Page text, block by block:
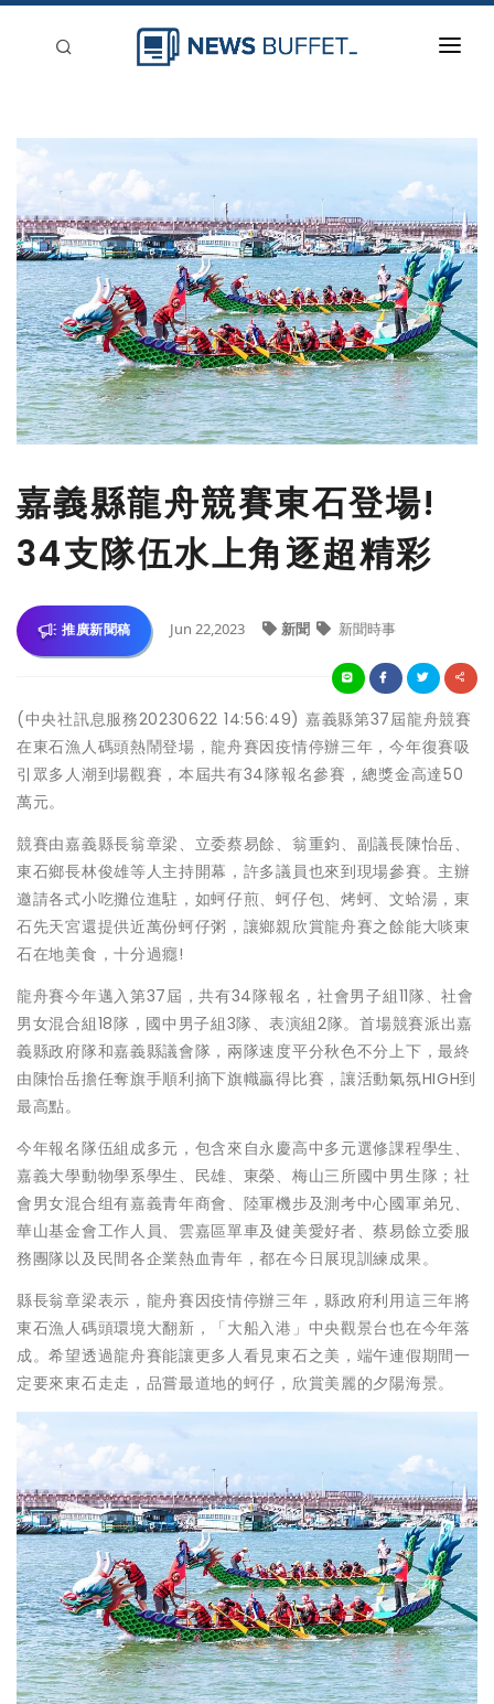
新聞稿分類
登入
刊登
嘉義縣龍舟競賽東石登場!
34支隊伍水上角逐超精彩
推廣新聞稿 Jun 22,2023 新聞 新聞時事
(中央社訊息服務20230622 14:56:49) 嘉義縣第37屆龍舟競賽
在東石漁人碼頭熱鬧登場，龍舟賽因疫情停辦三年，今年復賽吸
引眾多人潮到場觀賽，本屆共有34隊報名參賽，總獎金高達50
萬元。
競賽由嘉義縣長翁章梁、立委蔡易餘、翁重鈞、副議長陳怡岳、
東石鄉長林俊雄等人主持開幕，許多議員也來到現場參賽。主辦
邀請各式小吃攤位進駐，如蚵仔煎、蚵仔包、烤蚵、文蛤湯，東
石先天宮還提供近萬份蚵仔粥，讓鄉親欣賞龍舟賽之餘能大啖東
石在地美食，十分過癮!
龍舟賽今年邁入第37屆，共有34隊報名，社會男子組11隊、社會
男女混合組18隊，國中男子組3隊、表演組2隊。首場競賽派出嘉
義縣政府隊和嘉義縣議會隊，兩隊速度平分秋色不分上下，最終
由陳怡岳擔任奪旗手順利摘下旗幟贏得比賽，讓活動氣氛HIGH到
最高點。
今年報名隊伍組成多元，包含來自永慶高中多元選修課程學生、
嘉義大學動物學系學生、民雄、東榮、梅山三所國中男生隊；社
會男女混合组有嘉義青年商會、陸軍機步及測考中心國軍弟兄、
華山基金會工作人員、雲嘉區單車及健美愛好者、蔡易餘立委服
務團隊以及民間各企業熱血青年，都在今日展現訓練成果。
縣長翁章梁表示，龍舟賽因疫情停辦三年，縣政府利用這三年將
東石漁人碼頭環境大翻新，「大船入港」中央觀景台也在今年落
成。希望透過龍舟賽能讓更多人看見東石之美，端午連假期間一
定要來東石走走，品嘗最道地的蚵仔，欣賞美麗的夕陽海景。